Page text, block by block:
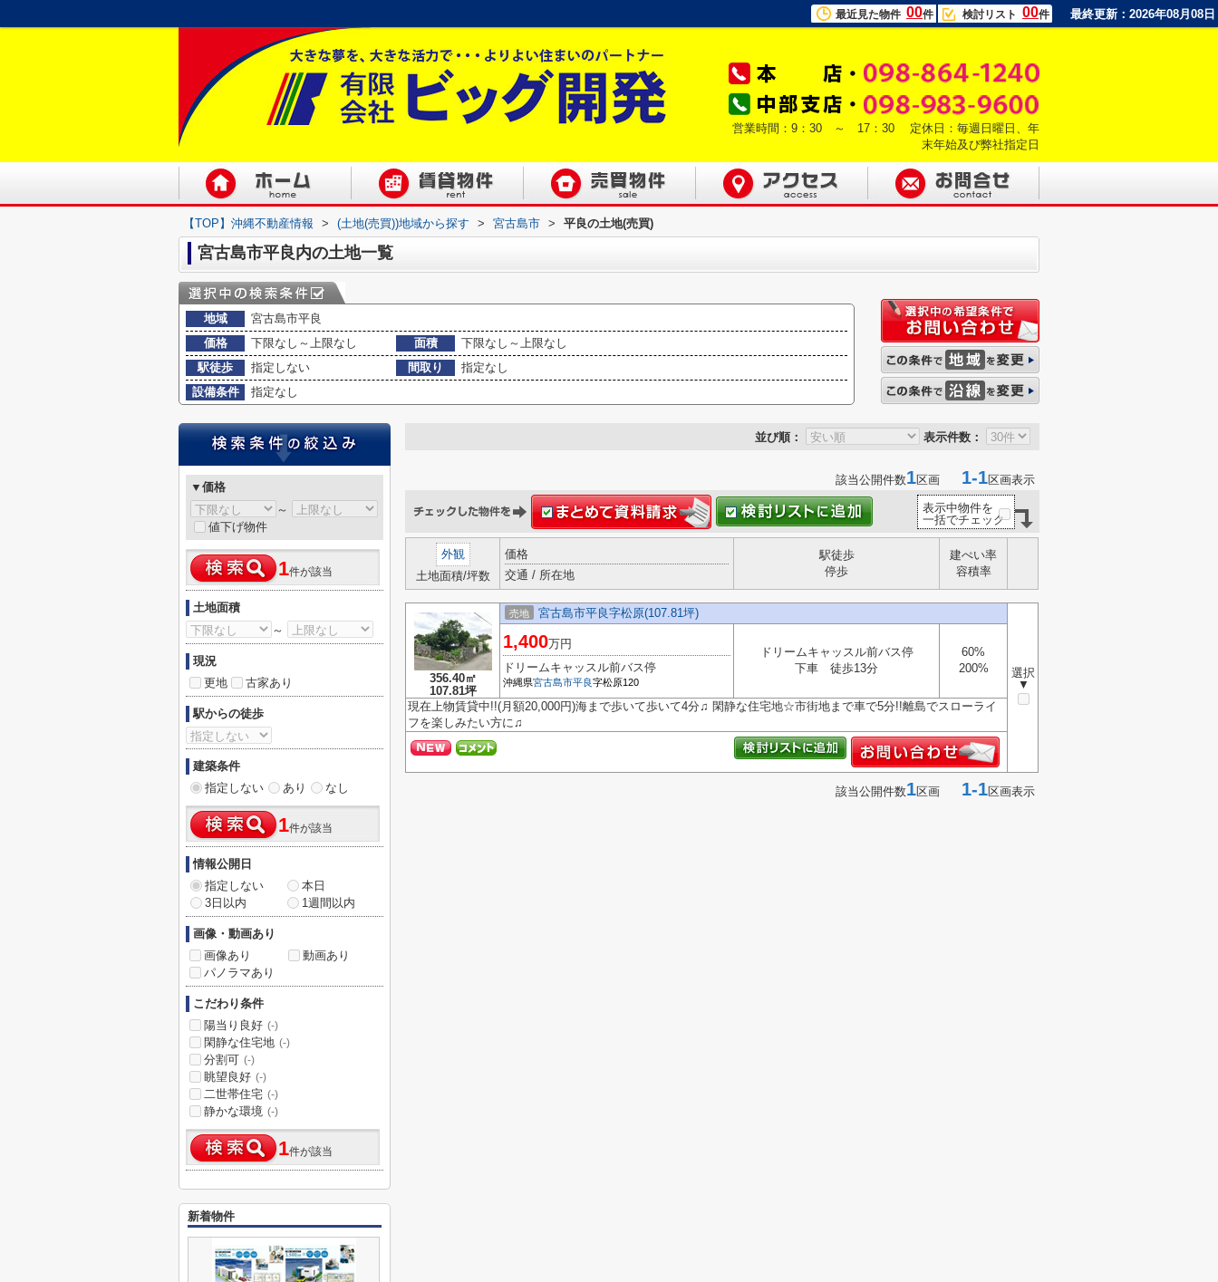
最近見た物件 00件 検討リスト 00件 最終更新：2026年08月08日
営業時間：9：30 ～ 17：30 定休日：毎週日曜日、年
末年始及び弊社指定日
【TOP】沖縄不動産情報 > (土地(売買))地域から探す > 宮古島市 > 平良の土地(売買)
宮古島市平良内の土地一覧
地域
宮古島市平良
価格
下限なし～上限なし 面積
下限なし～上限なし
駅徒歩
指定しない 間取り
指定なし
設備条件
指定なし
並び順： 表示件数：
該当公開件数1区画 1-1区画表示
表示中物件を
一括でチェック
外観
土地面積/坪数
価格
交通 / 所在地
駅徒歩
停歩
建ぺい率
容積率
356.40㎡
107.81坪
売地 宮古島市平良字松原(107.81坪)
選択
▼
1,400万円
ドリームキャッスル前バス停
沖縄県宮古島市平良字松原120
ドリームキャッスル前バス停
下車 徒歩13分
60%
200%
現在上物賃貸中!!(月額20,000円)海まで歩いて歩いて4分♫ 閑静な住宅地☆市街地まで車で5分!!離島でスローライ
フを楽しみたい方に♫
該当公開件数1区画 1-1区画表示
▼価格
～
値下げ物件
1件が該当
土地面積
～
現況
更地
古家あり
駅からの徒歩
建築条件
指定しない
あり なし
1件が該当
情報公開日
指定しない
本日
3日以内
1週間以内
画像・動画あり
画像あり
動画あり
パノラマあり
こだわり条件
陽当り良好 (-)
閑静な住宅地 (-)
分割可 (-)
眺望良好 (-)
二世帯住宅 (-)
静かな環境 (-)
1件が該当
新着物件